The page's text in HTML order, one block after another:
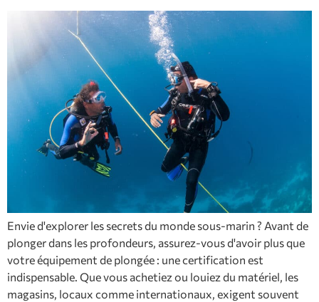
Envie d'explorer les secrets du monde sous-marin ? Avant de
plonger dans les profondeurs, assurez-vous d'avoir plus que
votre équipement de plongée : une certification est
indispensable. Que vous achetiez ou louiez du matériel, les
magasins, locaux comme internationaux, exigent souvent